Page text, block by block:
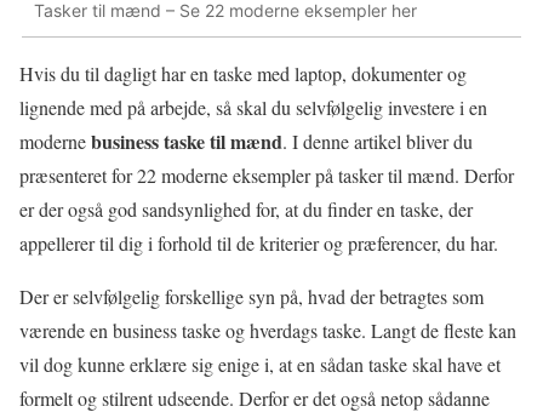
Tasker til mænd – Se 22 moderne eksempler her
Hvis du til dagligt har en taske med laptop, dokumenter og
lignende med på arbejde, så skal du selvfølgelig investere i en
modernebusiness taske til mænd. I denne artikel bliver du
præsenteret for 22 moderne eksempler på tasker til mænd. Derfor
er der også god sandsynlighed for, at du finder en taske, der
appellerer til dig i forhold til de kriterier og præferencer, du har.
Der er selvfølgelig forskellige syn på, hvad der betragtes som
værende en business taske og hverdags taske. Langt de fleste kan
vil dog kunne erklære sig enige i, at en sådan taske skal have et
formelt og stilrent udseende. Derfor er det også netop sådanne